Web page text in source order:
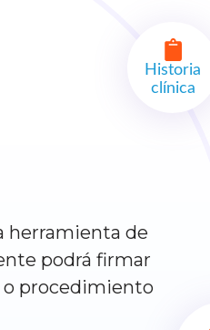
herramienta de
podrá firmar
procedimiento
Historia
clínica